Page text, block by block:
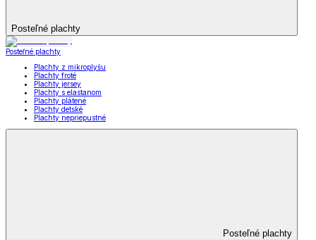
Posteľné plachty
Posteľné plachty
Plachty z mikroplyšu
Plachty froté
Plachty jersey
Plachty s elastanom
Plachty plátené
Plachty detské
Plachty nepriepustné
Posteľné plachty